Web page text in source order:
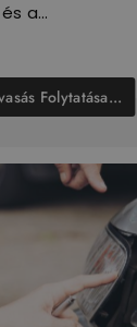
a…
Folytatása...